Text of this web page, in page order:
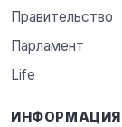
Правительство
Парламент
Life
ИНФОРМАЦИЯ